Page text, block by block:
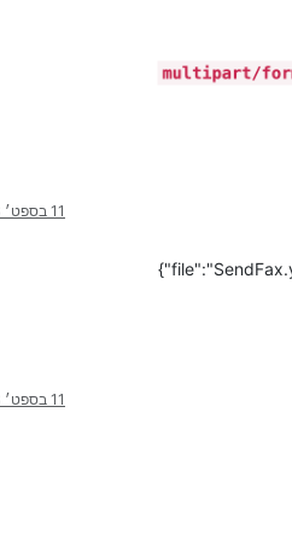
11 בספט׳ 2023, 10:07
11 בספט׳ 2023, 10:07